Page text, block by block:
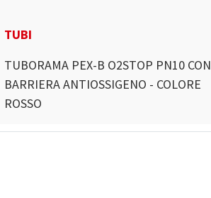
TUBI
TUBORAMA PEX-B O2STOP PN10 CON
BARRIERA ANTIOSSIGENO - COLORE
ROSSO